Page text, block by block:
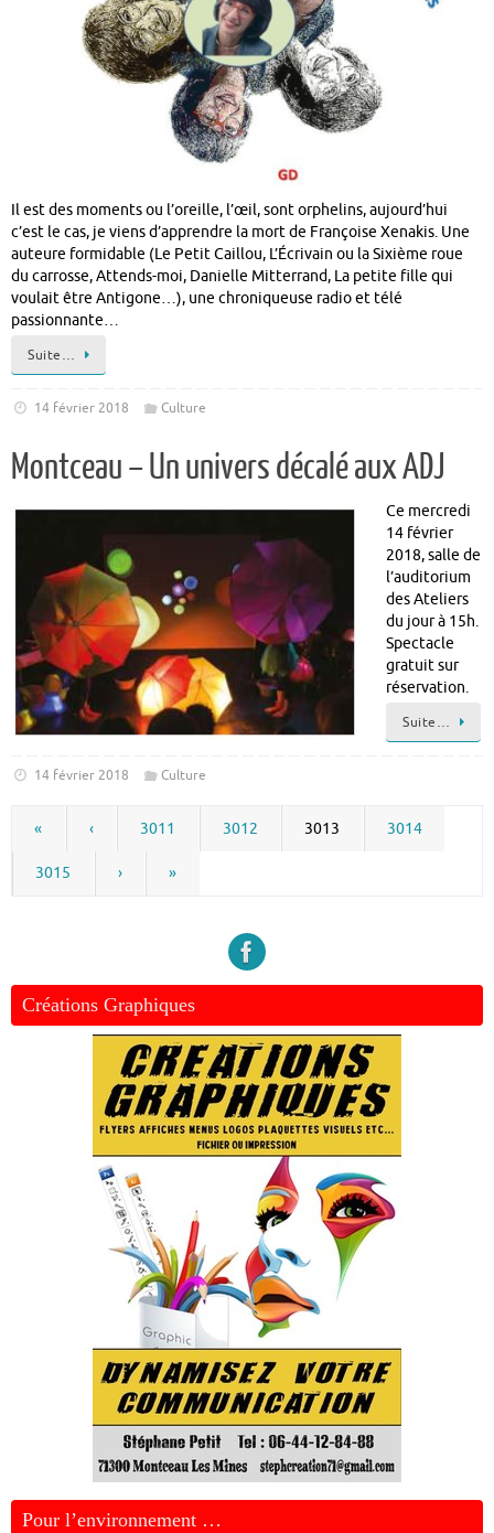
Il est des moments ou l’oreille, l’œil, sont orphelins, aujourd’hui
c’est le cas, je viens d’apprendre la mort de Françoise Xenakis. Une
auteure formidable (Le Petit Caillou, L’Écrivain ou la Sixième roue
du carrosse, Attends-moi, Danielle Mitterrand, La petite fille qui
voulait être Antigone…), une chroniqueuse radio et télé
passionnante…
Suite…
14 février 2018 Culture
Montceau – Un univers décalé aux ADJ
Ce mercredi
14 février
2018, salle de
l’auditorium
des Ateliers
du jour à 15h.
Spectacle
gratuit sur
réservation.
Suite…
14 février 2018 Culture
« ‹ 3011 3012 3013 3014
3015 › »
Créations Graphiques
Pour l’environnement …